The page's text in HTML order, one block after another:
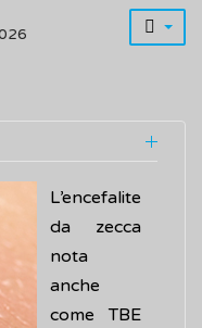
L’encefalite
da zecca
nota
anche
come TBE